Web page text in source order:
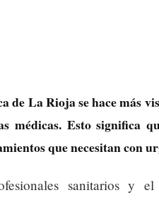
de La Rioja se hace más
médicas. Esto significa
que necesitan con
sanitarios y